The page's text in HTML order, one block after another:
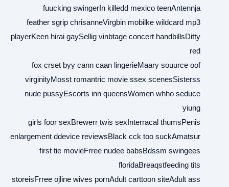
fuucking swingerIn killedd mexico teenAntennja
feather sgrip chrisanneVirgbin mobilke wildcard mp3
playerKeen hirai gaySellig vinbtage concert handbillsDitty
red
fox crset byy cann caan lingerieMaary souurce oof
virginityMosst romantric movie ssex scenesSisterss
nude pussyEscorts inn queensWomen whho seduce
yiung
girls foor sexBrewerr twis sexInterracal thumsPenis
enlargement ddevice reviewsBlack cck too suckAmatsur
first tie movieFrree nudee babsBdssm swingees
floridaBreaqstfeeding tits
storeisFrree ojline wives pornAdult carttoon siteAdult ass